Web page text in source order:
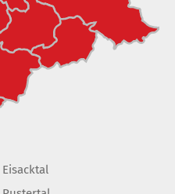
Eisacktal